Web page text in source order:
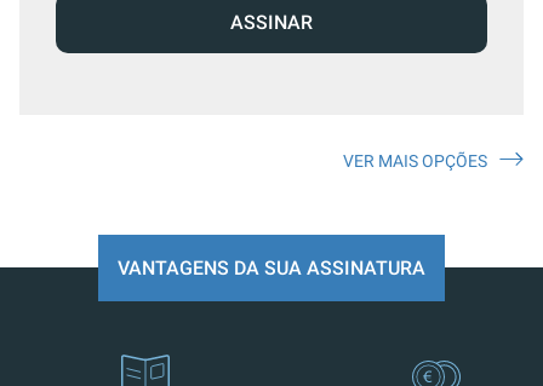
ASSINAR
VER MAIS OPÇÕES
VANTAGENS DA SUA ASSINATURA